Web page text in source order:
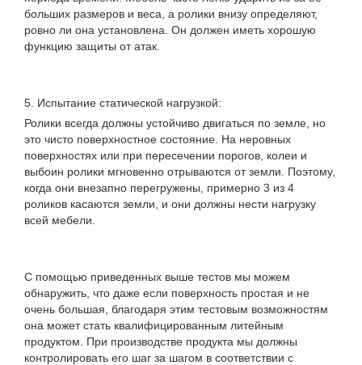
больших размеров и веса, а ролики внизу определяют,
ровно ли она установлена. Он должен иметь хорошую
функцию защиты от атак.
5. Испытание статической нагрузкой:
Ролики всегда должны устойчиво двигаться по земле, но
это чисто поверхностное состояние. На неровных
поверхностях или при пересечении порогов, колеи и
выбоин ролики мгновенно отрываются от земли. Поэтому,
когда они внезапно перегружены, примерно 3 из 4
роликов касаются земли, и они должны нести нагрузку
всей мебели.
С помощью приведенных выше тестов мы можем
обнаружить, что даже если поверхность простая и не
очень большая, благодаря этим тестовым возможностям
она может стать квалифицированным литейным
продуктом. При производстве продукта мы должны
контролировать его шаг за шагом в соответствии с